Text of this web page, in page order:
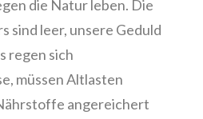
die Natur leben. Die
sind leer, unsere Geduld
regen sich
müssen Altlasten
angereichert